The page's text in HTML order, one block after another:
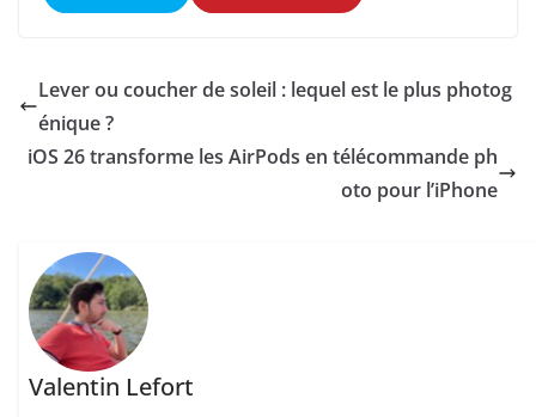
Lever ou coucher de soleil : lequel est le plus photog
énique ?
iOS 26 transforme les AirPods en télécommande ph
oto pour l’iPhone
Valentin Lefort